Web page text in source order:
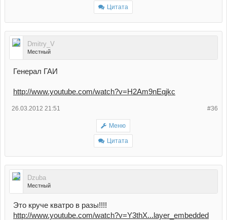
Цитата
Dmitry_V
Местный
Генерал ГАИ
http://www.youtube.com/watch?v=H2Am9nEqjkc
#36
26.03.2012 21:51
Меню
Цитата
Dzuba
Местный
Это круче кватро в разы!!!!
http://www.youtube.com/watch?v=Y3thX...layer_embedded